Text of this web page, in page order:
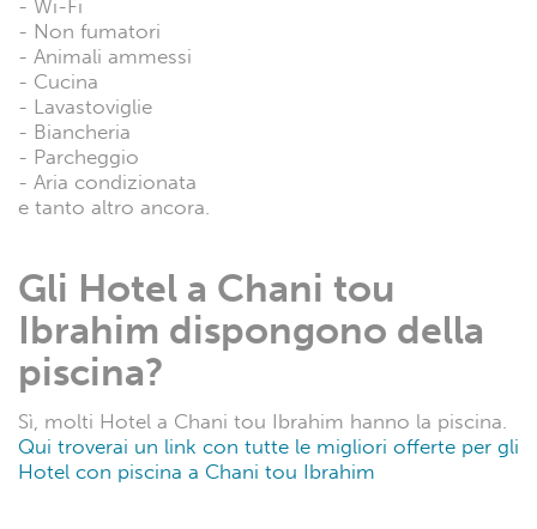
- Wi-Fi
- Non fumatori
- Animali ammessi
- Cucina
- Lavastoviglie
- Biancheria
- Parcheggio
- Aria condizionata
e tanto altro ancora.
Gli Hotel a Chani tou
Ibrahim dispongono della
piscina?
Sì, molti Hotel a Chani tou Ibrahim hanno la piscina.
Qui troverai un link con tutte le migliori offerte per gli
Hotel con piscina a Chani tou Ibrahim